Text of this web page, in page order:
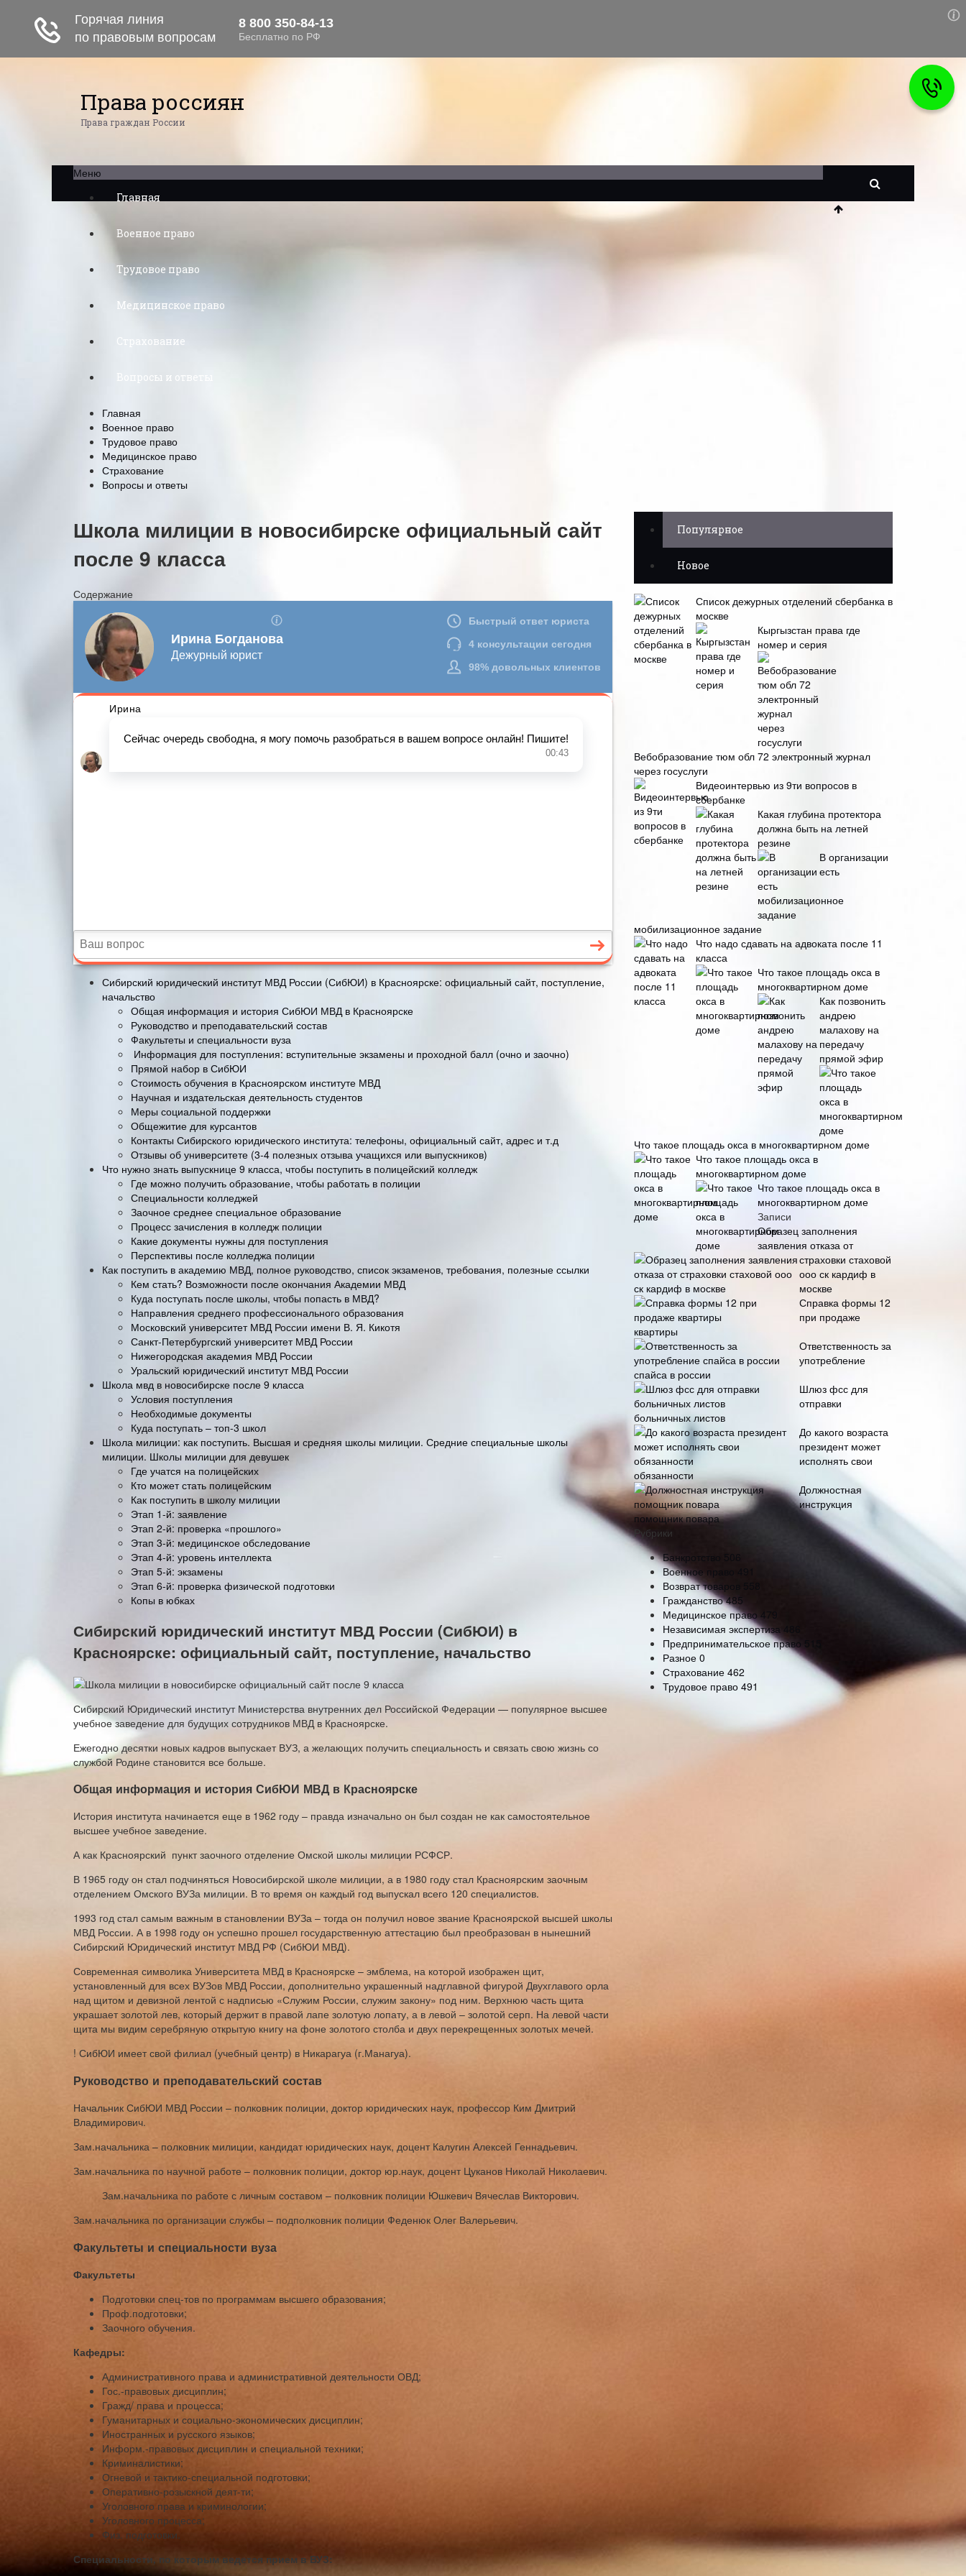
Права россиян
Права граждан России
Меню
Главная
Военное право
Трудовое право
Медицинское право
Страхование
Вопросы и ответы
Главная
Военное право
Трудовое право
Медицинское право
Страхование
Вопросы и ответы
Школа милиции в новосибирске официальный сайт
после 9 класса
Содержание
Сибирский юридический институт МВД России (СибЮИ) в Красноярске: официальный сайт, поступление,
начальство
Общая информация и история СибЮИ МВД в Красноярске
Руководство и преподавательский состав
Факультеты и специальности вуза
Информация для поступления: вступительные экзамены и проходной балл (очно и заочно)
Прямой набор в СибЮИ
Стоимость обучения в Красноярском институте МВД
Научная и издательская деятельность студентов
Меры социальной поддержки
Общежитие для курсантов
Контакты Сибирского юридического института: телефоны, официальный сайт, адрес и т.д
Отзывы об университете (3-4 полезных отзыва учащихся или выпускников)
Что нужно знать выпускнице 9 класса, чтобы поступить в полицейский колледж
Где можно получить образование, чтобы работать в полиции
Специальности колледжей
Заочное среднее специальное образование
Процесс зачисления в колледж полиции
Какие документы нужны для поступления
Перспективы после колледжа полиции
Как поступить в академию МВД, полное руководство, список экзаменов, требования, полезные ссылки
Кем стать? Возможности после окончания Академии МВД
Куда поступать после школы, чтобы попасть в МВД?
Направления среднего профессионального образования
Московский университет МВД России имени В. Я. Кикотя
Санкт-Петербургский университет МВД России
Нижегородская академия МВД России
Уральский юридический институт МВД России
Школа мвд в новосибирске после 9 класса
Условия поступления
Необходимые документы
Куда поступать – топ-3 школ
Школа милиции: как поступить. Высшая и средняя школы милиции. Средние специальные школы
милиции. Школы милиции для девушек
Где учатся на полицейских
Кто может стать полицейским
Как поступить в школу милиции
Этап 1-й: заявление
Этап 2-й: проверка «прошлого»
Этап 3-й: медицинское обследование
Этап 4-й: уровень интеллекта
Этап 5-й: экзамены
Этап 6-й: проверка физической подготовки
Копы в юбках
Сибирский юридический институт МВД России (СибЮИ) в
Красноярске: официальный сайт, поступление, начальство
Сибирский Юридический институт Министерства внутренних дел Российской Федерации — популярное высшее
учебное заведение для будущих сотрудников МВД в Красноярске.
Ежегодно десятки новых кадров выпускает ВУЗ, а желающих получить специальность и связать свою жизнь со
службой Родине становится все больше.
Общая информация и история СибЮИ МВД в Красноярске
История института начинается еще в 1962 году – правда изначально он был создан не как самостоятельное
высшее учебное заведение.
А как Красноярский пункт заочного отделение Омской школы милиции РСФСР.
В 1965 году он стал подчиняться Новосибирской школе милиции, а в 1980 году стал Красноярским заочным
отделением Омского ВУЗа милиции. В то время он каждый год выпускал всего 120 специалистов.
1993 год стал самым важным в становлении ВУЗа – тогда он получил новое звание Красноярской высшей школы
МВД России. А в 1998 году он успешно прошел государственную аттестацию был преобразован в нынешний
Сибирский Юридический институт МВД РФ (СибЮИ МВД).
Современная символика Университета МВД в Красноярске – эмблема, на которой изображен щит,
установленный для всех ВУЗов МВД России, дополнительно украшенный надглавной фигурой Двухглавого орла
над щитом и девизной лентой с надписью «Служим России, служим закону» под ним. Верхнюю часть щита
украшает золотой лев, который держит в правой лапе золотую лопату, а в левой – золотой серп. На левой части
щита мы видим серебряную открытую книгу на фоне золотого столба и двух перекрещенных золотых мечей.
! СибЮИ имеет свой филиал (учебный центр) в Никарагуа (г.Манагуа).
Руководство и преподавательский состав
Начальник СибЮИ МВД России – полковник полиции, доктор юридических наук, профессор Ким Дмитрий
Владимирович.
Зам.начальника – полковник милиции, кандидат юридических наук, доцент Калугин Алексей Геннадьевич.
Зам.начальника по научной работе – полковник полиции, доктор юр.наук, доцент Цуканов Николай Николаевич.
Зам.начальника по работе с личным составом – полковник полиции Юшкевич Вячеслав Викторович.
Зам.начальника по организации службы – подполковник полиции Феденюк Олег Валерьевич.
Факультеты и специальности вуза
Факультеты
Подготовки спец-тов по программам высшего образования;
Проф.подготовки;
Заочного обучения.
Кафедры:
Административного права и административной деятельности ОВД;
Гос.-правовых дисциплин;
Гражд/ права и процесса;
Гуманитарных и социально-экономических дисциплин;
Иностранных и русского языков;
Информ.-правовых дисциплин и специальной техники;
Криминалистики;
Огневой и тактико-специальной подготовки;
Оперативно-розыскной деят-ти;
Уголовного права и криминологии;
Уголовного процесса;
Физ. подготовки.
Специальности, по которым ведется прием в ВУЗ:
Популярное
Новое
Список дежурных отделений сбербанка в
москве
Кыргызстан права где
номер и серия
Вебобразование тюм обл 72 электронный журнал
через госуслуги
Видеоинтервью из 9ти вопросов в
сбербанке
Какая глубина протектора
должна быть на летней
резине
В организации
есть
мобилизационное задание
Что надо сдавать на адвоката после 11
класса
Что такое площадь окса в
многоквартирном доме
Как позвонить
андрею
малахову на
передачу
прямой эфир
Что такое площадь окса в многоквартирном доме
Что такое площадь окса в
многоквартирном доме
Что такое площадь окса в
многоквартирном доме
Записи
Образец заполнения
заявления отказа от
страховки стаховой
ооо ск кардиф в
москве
Справка формы 12
при продаже
квартиры
Ответственность за
употребление
спайса в россии
Шлюз фсс для
отправки
больничных листов
До какого возраста
президент может
исполнять свои
обязанности
Должностная
инструкция
помощник повара
Рубрики
Банкротство
506
Военное право
Возврат товаров
Гражданство485
Медицинское право 479
Независимая экспертиза 486
Предпринимательское право
Разное 0
Страхование 462
Трудовое право 491